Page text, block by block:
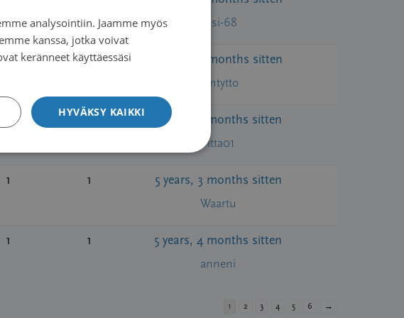
pasi-68
4 6 4 years, 7 months sitten
Isintytto
1 5 years, 3 months sitten
Titta01
1 1 5 years, 3 months sitten
Waartu
1 1 5 years, 4 months sitten
anneni
1 2 3 4 5 6 →
FINNISH
analysointiin. Jaamme myös
kanssa, jotka voivat
keränneet käyttäessäsi
HYVÄKSY KAIKKI